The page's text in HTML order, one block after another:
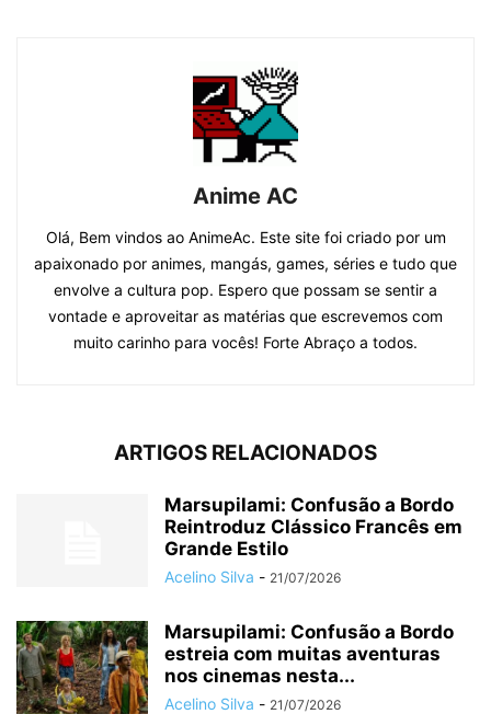
Anime AC
Olá, Bem vindos ao AnimeAc. Este site foi criado por um
apaixonado por animes, mangás, games, séries e tudo que
envolve a cultura pop. Espero que possam se sentir a
vontade e aproveitar as matérias que escrevemos com
muito carinho para vocês! Forte Abraço a todos.
ARTIGOS RELACIONADOS
Marsupilami: Confusão a Bordo
Reintroduz Clássico Francês em
Grande Estilo
Acelino Silva - 21/07/2026
Marsupilami: Confusão a Bordo
estreia com muitas aventuras
nos cinemas nesta...
Acelino Silva - 21/07/2026